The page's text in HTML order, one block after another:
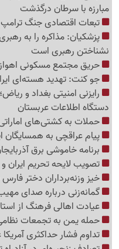
مبارزه با سرطان درگذشت
تبعات اقتصادی جنگ ترامپ
پزشکیان: مذاکره را به
نشناختن رهبری است
حریق مجتمع مسکونی
جو کنت: تهدید هسته‌ای
رایزنی امنیتی بغداد و
دستگاه اطلاعات عربستان
حملات به کشتی‌های
پیام عراقچی به همسایگان
برنامه خاموشی برق آذربایجان
تصویب لایحه تحریم ایران
خیز وزنه‌برداران دختر
گمانه‌زنی درباره صدای
عیادت اهالی فرهنگ از
حمله یمن به تجمعات
تداوم فشار حداکثری آمریکا